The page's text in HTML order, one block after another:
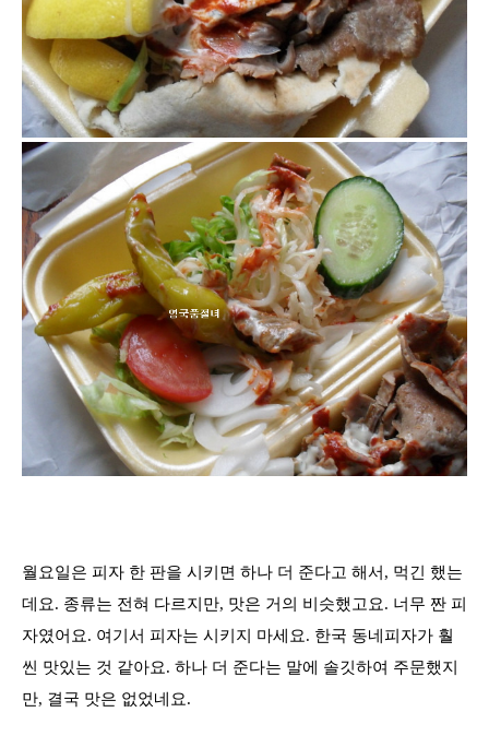
월요일은 피자 한 판을 시키면 하나 더 준다고 해서 , 먹긴 했는
데요. 종류는 전혀 다르지만, 맛은 거의 비슷했고요. 너무 짠 피
자였어요. 여기서 피자는 시키지 마세요. 한국 동네피자가 훨
씬 맛있는 것 같아요. 하나 더 준다는 말에 솔깃하여 주문했지
만, 결국 맛은 없었네요.